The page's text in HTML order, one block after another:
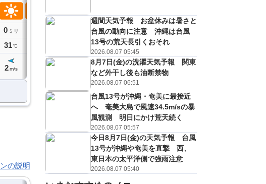
0 ミリ
31℃
2 m/s
ミリ
29℃
m/s
0ミリ
29℃
1m/s
0ミリ
29℃
1m/s
0 ミリ
28
1
0
1
の説明
週間天気予報 お盆休みは暑さと
台風の動向に注意 沖縄は台風
13号の荒天長引くおそれ
2026.08.07 05:45
8月7日(金)の洗濯天気予報 関東
など外干し後も油断禁物
2026.08.07 06:51
台風13号が沖縄・奄美に最接近
へ 奄美大島で風速34.5m/sの暴
風観測 明日にかけ荒天続く
2026.08.07 05:57
今日8月7日(金)の天気予報 台風
13号が沖縄や奄美を直撃 西、
東日本の太平洋側で強雨注意
2026.08.07 05:40